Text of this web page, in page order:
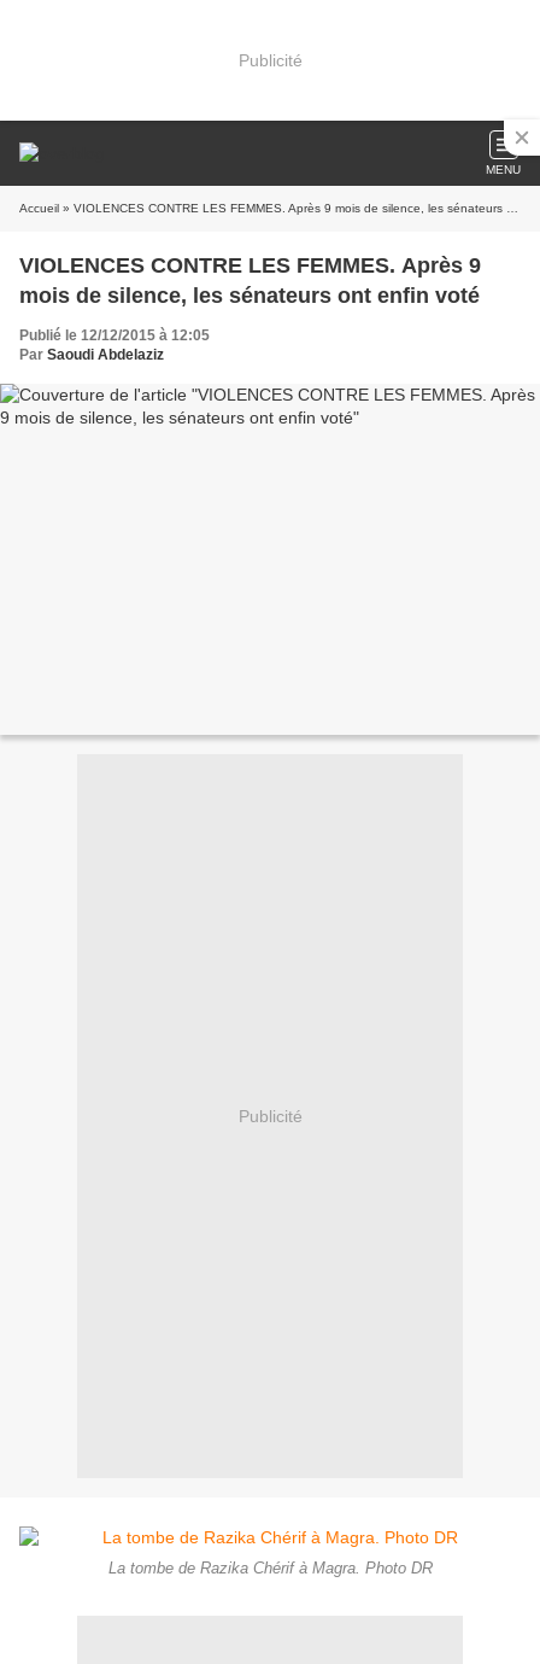
Publicité
MENU
Accueil » VIOLENCES CONTRE LES FEMMES. Après 9 mois de silence, les sénateurs ont enfin voté
VIOLENCES CONTRE LES FEMMES. Après 9
mois de silence, les sénateurs ont enfin voté
Publié le 12/12/2015 à 12:05
Par Saoudi Abdelaziz
Publicité
La tombe de Razika Chérif à Magra. Photo DR